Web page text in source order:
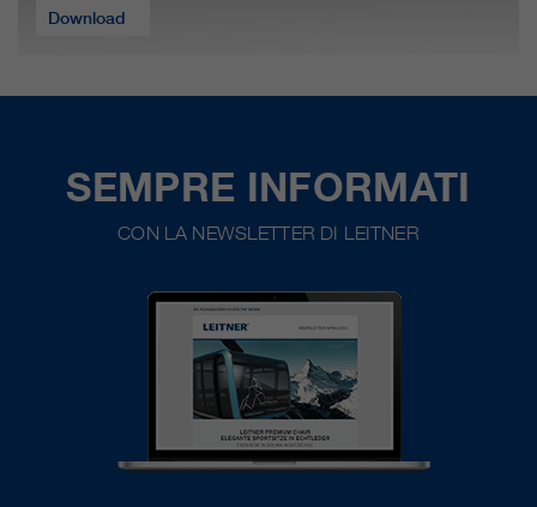
Download
SEMPRE INFORMATI
CON LA NEWSLETTER DI LEITNER